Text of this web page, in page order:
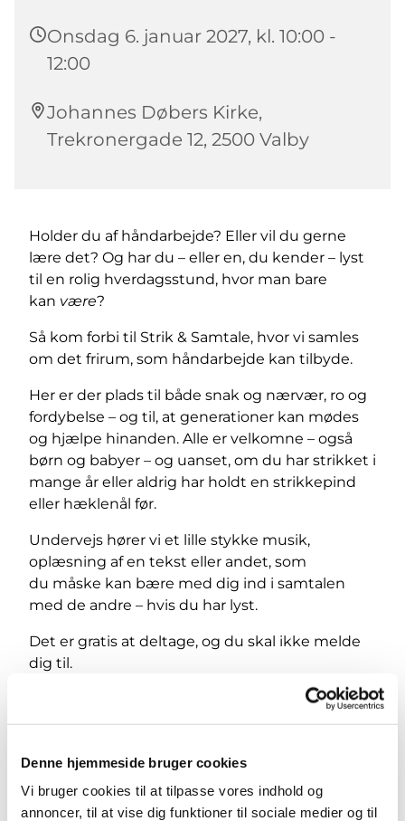
Denne hjemmeside bruger cookies
Vi bruger cookies til at tilpasse vores indhold og
annoncer, til at vise dig funktioner til sociale medier og til
Onsdag 6. januar 2027, kl. 10:00 -
12:00
Johannes Døbers Kirke,
Trekronergade 12, 2500 Valby
Holder du af håndarbejde? Eller vil du gerne
lære det? Og har du – eller en, du kender – lyst
til en rolig hverdagsstund, hvor man bare
kan være?
Så kom forbi til Strik & Samtale, hvor vi samles
om det frirum, som håndarbejde kan tilbyde.
Her er der plads til både snak og nærvær, ro og
fordybelse – og til, at generationer kan mødes
og hjælpe hinanden. Alle er velkomne – også
børn og babyer – og uanset, om du har strikket i
mange år eller aldrig har holdt en strikkepind
eller hæklenål før.
Undervejs hører vi et lille stykke musik,
oplæsning af en tekst eller andet, som
du måske kan bære med dig ind i samtalen
med de andre – hvis du har lyst.
Det er gratis at deltage, og du skal ikke melde
dig til.
Medbring dit eget strikketøj eller håndarbejde,
hvis du har – ellers kan du låne udstyr af os. Vi
under kirken.